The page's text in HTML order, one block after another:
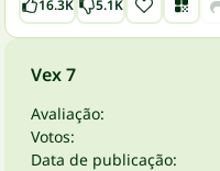
16.3K 5.1K
Vex 7
Avaliação:
Votos:
Data de publicação: